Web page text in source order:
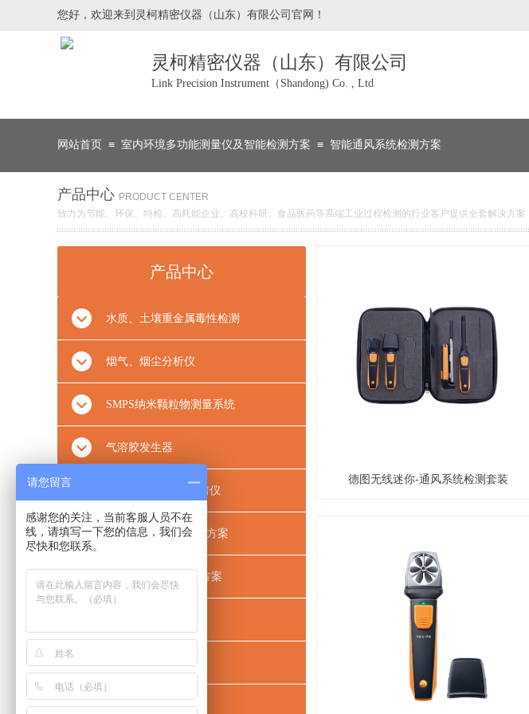
您好，欢迎来到灵柯精密仪器（山东）有限公司官网！
灵柯精密仪器（山东）有限公司
Link Precision Instrument（Shandong) Co. , Ltd
网站首页 ≡ 室内环境多功能测量仪及智能检测方案 ≡ 智能通风系统检测方案
产品中心 PRODUCT CENTER
致力为节能、环保、特检、高耗能企业、高校科研、食品医药等高端工业过程检测的行业客户提供全套解决方案
德图无线迷你-通风系统检测套装
产品中心
水质、土壤重金属毒性检测
烟气、烟尘分析仪
SMPS纳米颗粒物测量系统
气溶胶发生器
粒径谱仪/气溶胶光谱仪
滤材滤料及口罩测试方案
VOCs分析测试解决方案
烟气汞测试方案
红外热像仪
请您留言
感谢您的关注，当前客服人员不在
线，请填写一下您的信息，我们会
尽快和您联系。